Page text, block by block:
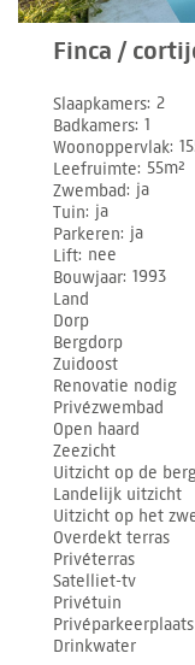
Finca /
Slaapkamers 2
Badkamers 1
Woonoppervlak
Leefruimte 55m²
Zwembad ja
Tuin ja
Parkeren ja
Lift nee
Bouwjaar 1993
Land
Dorp
Bergdorp
Zuidoost
Renovatie nodig
Privézwembad
Open haard
Zeezicht
Uitzicht op de
Landelijk uitzicht
Uitzicht op het
Overdekt terras
Privéterras
Satelliet-tv
Privétuin
Privéparkeerplaats
Drinkwater